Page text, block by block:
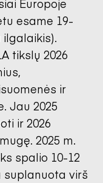
Europoje
esame 19-
tikslų 2026
ir
Jau 2025
ir 2026
2025 m.
spalio 10-12
suplanuota virš